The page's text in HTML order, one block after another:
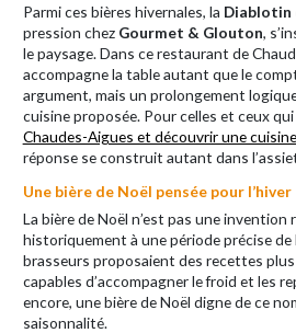
Parmi ces bières hivernales, la Diablotin
pression chez Gourmet & Glouton,
le paysage. Dans ce restaurant de
accompagne la table autant que le
argument, mais un prolongement
cuisine proposée. Pour celles et ceux
Chaudes-Aigues et découvrir une
réponse se construit autant dans
Une bière de Noël pensée pour l’hiver
La bière de Noël n’est pas une invention
historiquement à une période précise de
brasseurs proposaient des recettes
capables d’accompagner le froid et les
encore, une bière de Noël digne de ce
saisonnalité.